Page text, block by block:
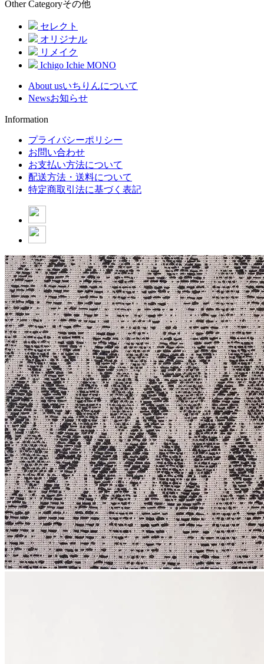
Other Categoryその他
セレクト
オリジナル
リメイク
Ichigo Ichie MONO
About usいちりんについて
Newsお知らせ
Information
プライバシーポリシー
お問い合わせ
お支払い方法について
配送方法・送料について
特定商取引法に基づく表記